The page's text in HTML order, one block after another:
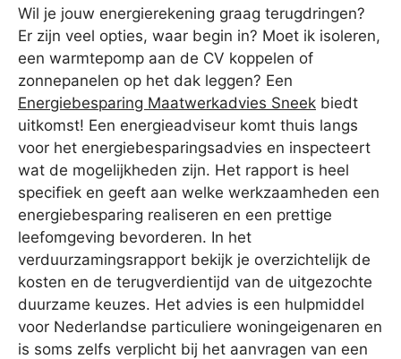
Wil je jouw energierekening graag terugdringen?
Er zijn veel opties, waar begin in? Moet ik isoleren,
een warmtepomp aan de CV koppelen of
zonnepanelen op het dak leggen? Een
Energiebesparing Maatwerkadvies Sneek biedt
uitkomst! Een energieadviseur komt thuis langs
voor het energiebesparingsadvies en inspecteert
wat de mogelijkheden zijn. Het rapport is heel
specifiek en geeft aan welke werkzaamheden een
energiebesparing realiseren en een prettige
leefomgeving bevorderen. In het
verduurzamingsrapport bekijk je overzichtelijk de
kosten en de terugverdientijd van de uitgezochte
duurzame keuzes. Het advies is een hulpmiddel
voor Nederlandse particuliere woningeigenaren en
is soms zelfs verplicht bij het aanvragen van een